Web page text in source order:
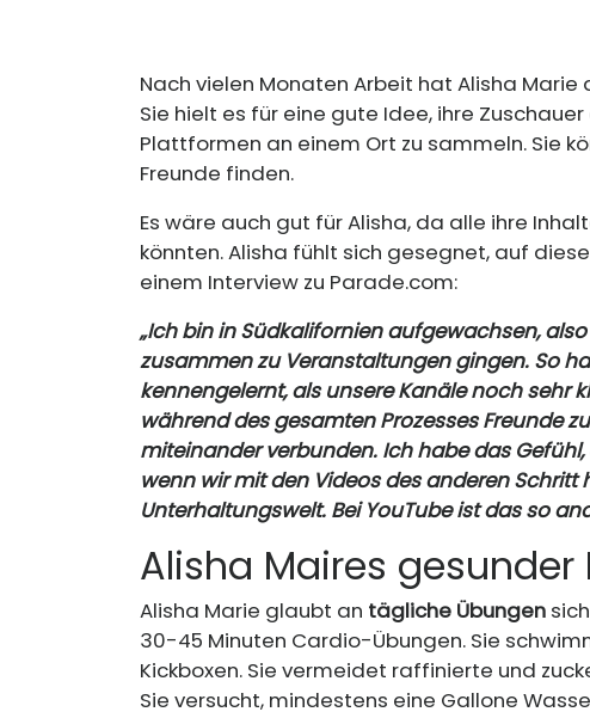
Nach vielen Monaten Arbeit hat Alisha
Sie hielt es für eine gute Idee, ihre
Plattformen an einem Ort zu sammeln. Sie
Freunde finden.
Es wäre auch gut für Alisha, da alle ihre
könnten. Alisha fühlt sich gesegnet, auf
einem Interview zu Parade.com:
„Ich bin in Südkalifornien aufgewachsen,
zusammen zu Veranstaltungen gingen. So
kennengelernt, als unsere Kanäle noch sehr
während des gesamten Prozesses Freunde
miteinander verbunden. Ich habe das
wenn wir mit den Videos des anderen Schritt
Unterhaltungswelt. Bei YouTube ist das so
Alisha Maires gesunder
Alisha Marie glaubt an tägliche Übungen
30-45 Minuten Cardio-Übungen. Sie
Kickboxen. Sie vermeidet raffinierte und
Sie versucht, mindestens eine Gallone